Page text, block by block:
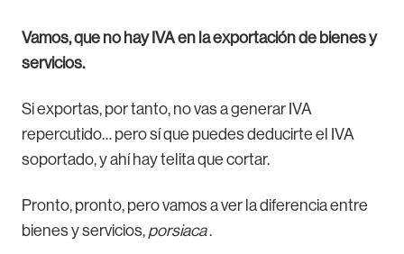
Vamos, que no hay IVA en la exportación de bienes y
servicios.
Si exportas, por tanto, no vas a generar IVA
repercutido… pero sí que puedes deducirte el IVA
soportado, y ahí hay telita que cortar.
Pronto, pronto, pero vamos a ver la diferencia entre
bienes y servicios, porsiaca.